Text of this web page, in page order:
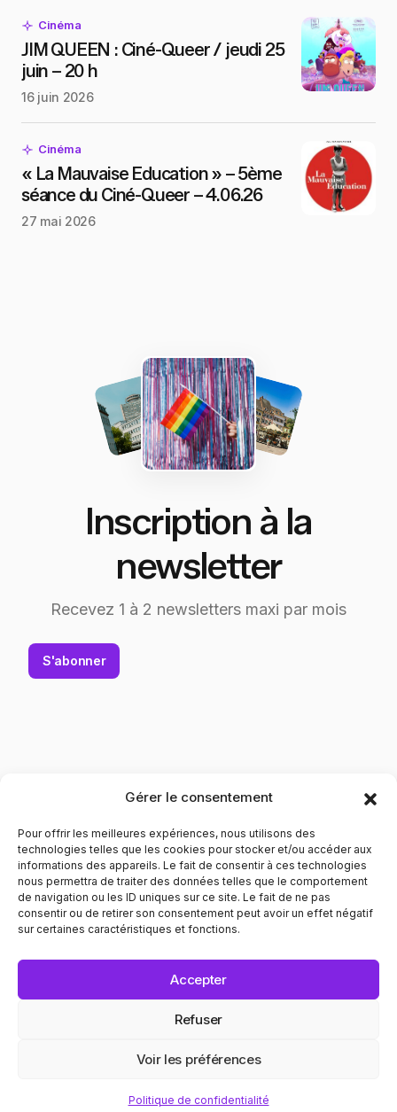
Gérer le consentement
Pour offrir les meilleures expériences, nous utilisons des
technologies telles que les cookies pour stocker et/ou accéder aux
informations des appareils. Le fait de consentir à ces technologies
nous permettra de traiter des données telles que le comportement
de navigation ou les ID uniques sur ce site. Le fait de ne pas
consentir ou de retirer son consentement peut avoir un effet négatif
sur certaines caractéristiques et fonctions.
Accepter
Refuser
Voir les préférences
Politique de confidentialité
Cinéma
JIM QUEEN : Ciné-Queer / jeudi 25
juin – 20 h
16 juin 2026
Cinéma
« La Mauvaise Education » – 5ème
séance du Ciné-Queer – 4.06.26
27 mai 2026
Inscription à la
newsletter
Recevez 1 à 2 newsletters maxi par mois
S'abonner
Contribuer à l'évolution des mentalités pour le respect
envers les personnes LGBTQIA+. Informer et prévenir dans
POLITIQUE DE CONFIDENTIALITÉ
© 2025 Recap. All Rights Reserved.